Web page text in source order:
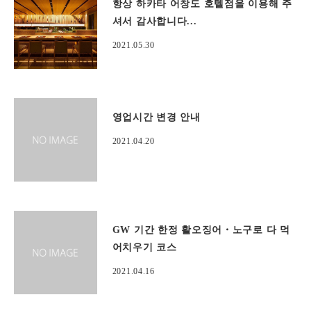
항상 하카타 어창도 호텔점을 이용해 주
셔서 감사합니다...
2021.05.30
영업시간 변경 안내
2021.04.20
GW 기간 한정 활오징어・노구로 다 먹
어치우기 코스
2021.04.16